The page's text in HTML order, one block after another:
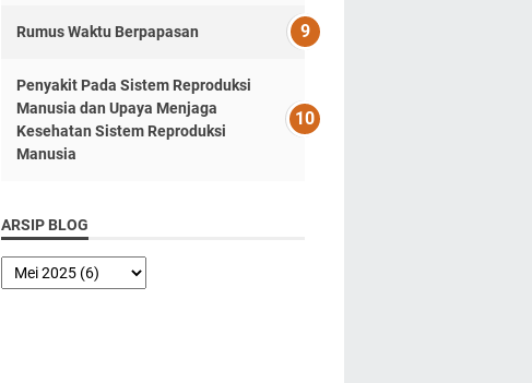
Rumus Waktu Berpapasan
Penyakit Pada Sistem Reproduksi
Manusia dan Upaya Menjaga
Kesehatan Sistem Reproduksi
Manusia
ARSIP BLOG